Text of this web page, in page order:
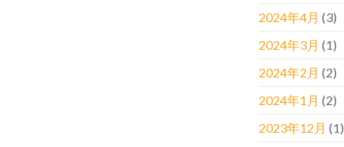
2024年4月 (3)
2024年3月 (1)
2024年2月 (2)
2024年1月 (2)
2023年12月 (1)